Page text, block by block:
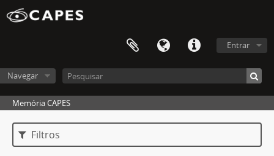
Entrar
Navegar
Memória CAPES
Filtros